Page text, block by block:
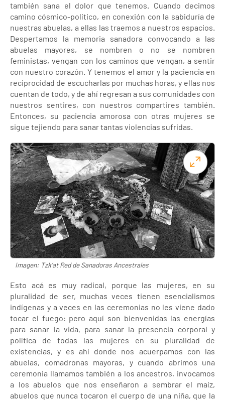
también sana el dolor que tenemos. Cuando decimos
camino cósmico-político, en conexión con la sabiduría de
nuestras abuelas, a ellas las traemos a nuestros espacios.
Despertamos la memoria sanadora convocando a las
abuelas mayores, se nombren o no se nombren
feministas, vengan con los caminos que vengan, a sentir
con nuestro corazón. Y tenemos el amor y la paciencia en
reciprocidad de escucharlas por muchas horas, y ellas nos
cuentan de todo, y de ahí regresan a sus comunidades con
nuestros sentires, con nuestros compartires también.
Entonces, su paciencia amorosa con otras mujeres se
sigue tejiendo para sanar tantas violencias sufridas.
Imagen: Tzk’at Red de Sanadoras Ancestrales
Esto acá es muy radical, porque las mujeres, en su
pluralidad de ser, muchas veces tienen esencialismos
indígenas y a veces en las ceremonias no les viene dado
tocar el fuego: pero aquí son bienvenidas las energías
para sanar la vida, para sanar la presencia corporal y
política de todas las mujeres en su pluralidad de
existencias, y es ahí donde nos acuerpamos con las
abuelas, comadronas mayoras, y cuando abrimos una
ceremonia llamamos también a los ancestros, invocamos
a los abuelos que nos enseñaron a sembrar el maíz,
abuelos que nunca tocaron el cuerpo de una niña, que la